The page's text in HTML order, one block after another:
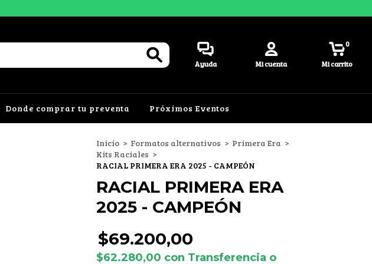
Ayuda Mi cuenta Mi carrito
0
Donde comprar tu preventa Próximos Eventos
Inicio > Formatos alternativos > Primera Era >
Kits Raciales >
RACIAL PRIMERA ERA 2025 - CAMPEÓN
RACIAL PRIMERA ERA
2025 - CAMPEÓN
$69.200,00
$62.280,00 con Transferencia o